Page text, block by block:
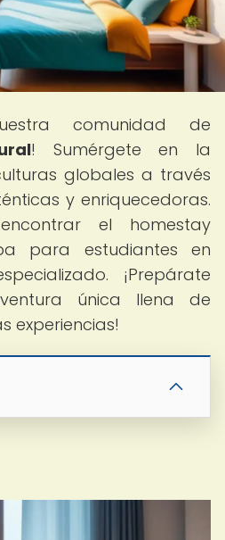
comunidad de
! Sumérgete en la
globales a través
y enriquecedoras.
el homestay
para estudiantes en
¡Prepárate
única llena de
experiencias!